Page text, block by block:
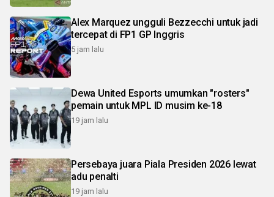
Alex Marquez ungguli Bezzecchi untuk jadi
tercepat di FP1 GP Inggris
5 jam lalu
Dewa United Esports umumkan "rosters"
pemain untuk MPL ID musim ke-18
19 jam lalu
Persebaya juara Piala Presiden 2026 lewat
adu penalti
19 jam lalu